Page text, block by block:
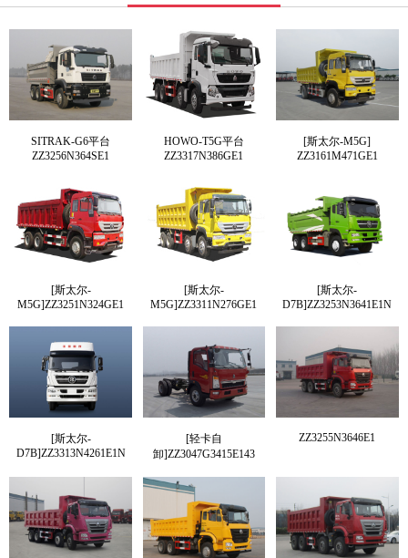
SITRAK-G6平台
ZZ3256N364SE1
HOWO-T5G平台
ZZ3317N386GE1
[斯太尔-M5G]
ZZ3161M471GE1
[斯太尔-
M5G]ZZ3251N324GE1
[斯太尔-
M5G]ZZ3311N276GE1
[斯太尔-
D7B]ZZ3253N3641E1N
[斯太尔-
D7B]ZZ3313N4261E1N
[轻卡自
卸]ZZ3047G3415E143
ZZ3255N3646E1